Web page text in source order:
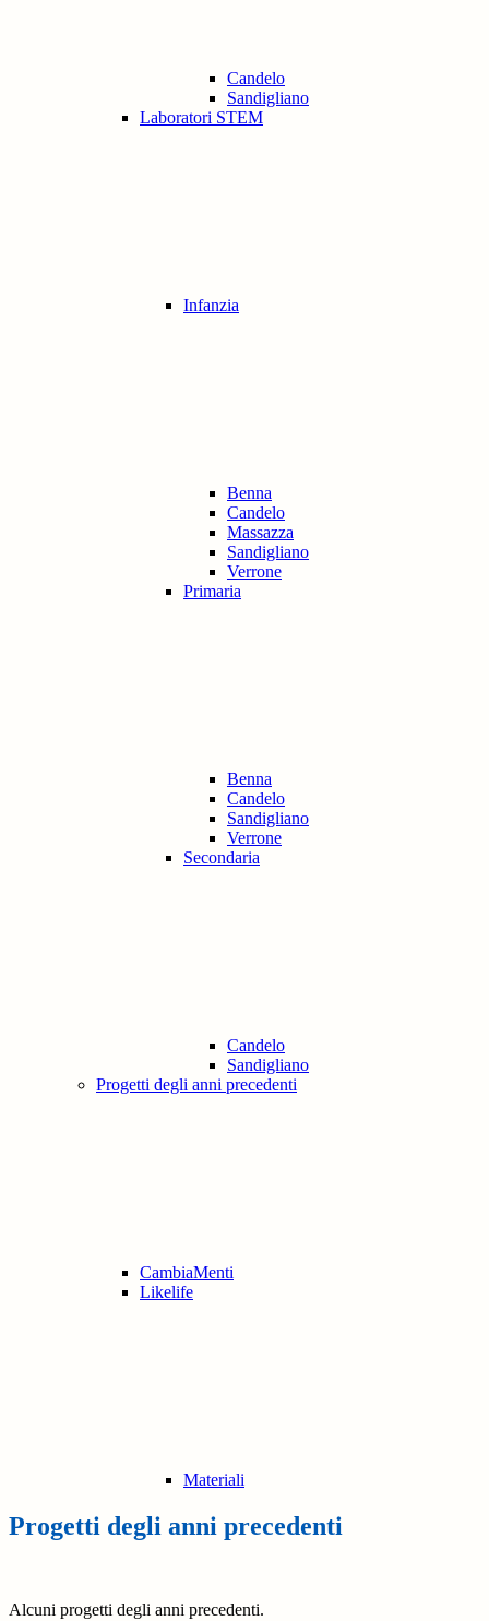
Candelo
Sandigliano
Laboratori STEM
Infanzia
Benna
Candelo
Massazza
Sandigliano
Verrone
Primaria
Benna
Candelo
Sandigliano
Verrone
Secondaria
Candelo
Sandigliano
Progetti degli anni precedenti
CambiaMenti
Likelife
Materiali
Progetti degli anni precedenti
Alcuni progetti degli anni precedenti.